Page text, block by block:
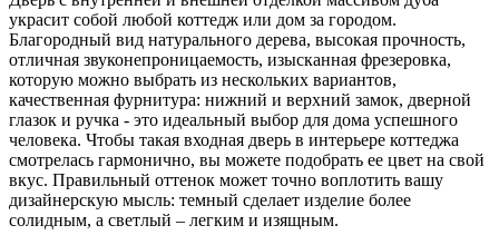
украсит собой любой коттедж или дом за городом.
Благородный вид натурального дерева, высокая прочность,
отличная звуконепроницаемость, изысканная фрезеровка,
которую можно выбрать из нескольких вариантов,
качественная фурнитура: нижний и верхний замок, дверной
глазок и ручка - это идеальный выбор для дома успешного
человека. Чтобы такая входная дверь в интерьере коттеджа
смотрелась гармонично, вы можете подобрать ее цвет на свой
вкус. Правильный оттенок может точно воплотить вашу
дизайнерскую мысль: темный сделает изделие более
солидным, а светлый – легким и изящным.